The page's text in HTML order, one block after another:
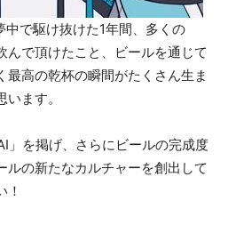
で駆け抜けた1年間、多くの
んで頂けたこと、ビールを通じて
最高の乾杯の瞬間がたくさん生ま
ます。
を掲げ、さらにビールの完成度
ルの新たなカルチャーを創出して
！